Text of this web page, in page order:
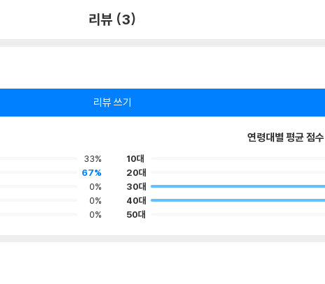
리뷰 (3)
리뷰 쓰기
33%
67%
0%
0%
0%
연령대별 평균 점수
10대
20대
30대
40대
50대